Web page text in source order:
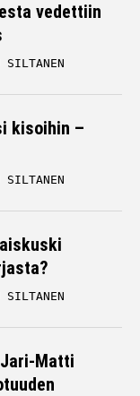
vedettiin
SILTANEN
kisoihin –
SILTANEN
SILTANEN
Matti